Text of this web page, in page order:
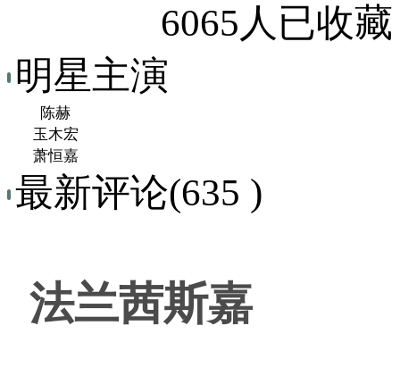
6065人已收藏
明星主演
陈赫
玉木宏
萧恒嘉
最新评论(635 )
法兰茜斯嘉